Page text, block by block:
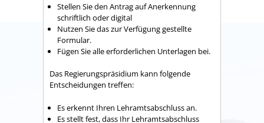
Stellen Sie den Antrag auf Anerkennung
schriftlich oder digital
Nutzen Sie das zur Verfügung gestellte
Formular.
Fügen Sie alle erforderlichen Unterlagen bei.
Das Regierungspräsidium kann folgende
Entscheidungen treffen:
Es erkennt Ihren Lehramtsabschluss an.
Es stellt fest, dass Ihr Lehramtsabschluss